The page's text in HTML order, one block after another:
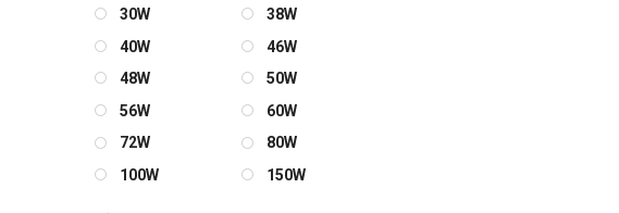
30W
38W
40W
46W
48W
50W
56W
60W
72W
80W
100W
150W